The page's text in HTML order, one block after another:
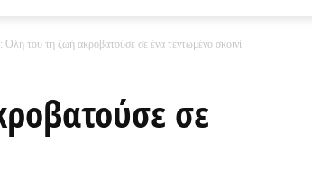
Όλη του τη ζωή ακροβατούσε σε ένα τεντωμένο σκοινί
σε